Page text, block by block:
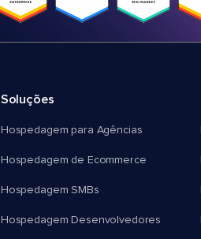
Soluções
Hospedagem para Agências
Hospedagem de Ecommerce
Hospedagem SMBs
Hospedagem Desenvolvedores